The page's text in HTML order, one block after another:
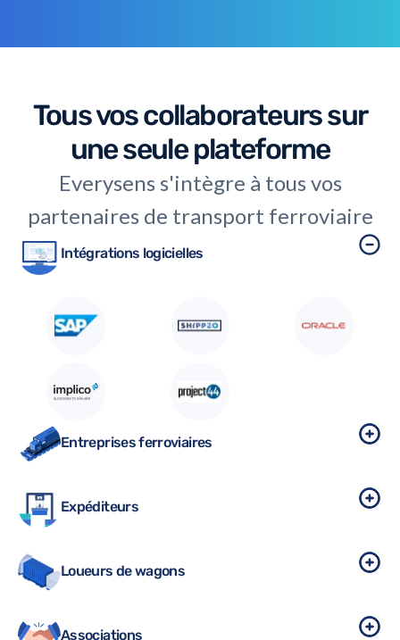
Tous vos collaborateurs sur
une seule plateforme
Everysens s'intègre à tous vos
partenaires de transport ferroviaire
Intégrations logicielles
Entreprises ferroviaires
Expéditeurs
Loueurs de wagons
Associations